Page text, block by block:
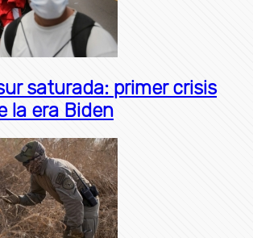
saturada: primer crisis
la era Biden